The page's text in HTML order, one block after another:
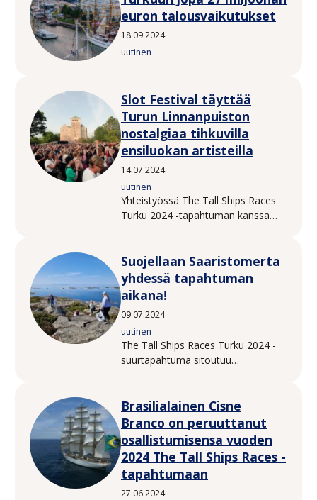
euron talousvaikutukset
18.09.2024
uutinen
Slot Festival täyttää
Turun Linnanpuiston
nostalgiaa tihkuvilla
ensiluokan artisteilla
14.07.2024
uutinen
Yhteistyössä The Tall Ships Races
Turku 2024 -tapahtuman kanssa
kovimmat artistit! Turun
Linnanpuistossa 19.–20.7.2024
järjestettävä Slot Festival on
festarikesän paras throwback.
Suojellaan Saaristomerta
yhdessä tapahtuman
aikana!
09.07.2024
uutinen
The Tall Ships Races Turku 2024 -
suurtapahtuma sitoutuu
tukevat vesistöjen puhtaanapitoa
tapahtumajärjestelyissä. Haluamme
kannustaa myös kaikkia
tapahtumavierailijoita kiinnittämään
huomiota omaan toimintaansa
Itämeren hyvinvoinnin puolesta.
Brasilialainen Cisne
Branco on peruuttanut
osallistumisensa vuoden
2024 The Tall Ships Races -
tapahtumaan
27.06.2024